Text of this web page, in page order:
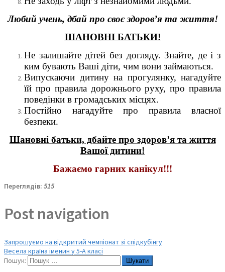
Любий учень, дбай про своє здоров’я та життя!
ШАНОВНІ БАТЬКИ!
Не залишайте дітей без догляду. Знайте, де і з
ким бувають Ваші діти, чим вони займаються.
Випускаючи дитину на прогулянку, нагадуйте
їй про правила дорожнього руху, про правила
поведінки в громадських місцях.
Постійно нагадуйте про правила власної
безпеки.
Шановні батьки, дбайте про здоров’я та життя
Вашої дитини!
Бажаємо гарних канікул!!!
Переглядів: 515
Post navigation
Запрошуємо на відкритий чемпіонат зі спідкубінгу
Весела країна іменин у 5-А класі
Пошук: